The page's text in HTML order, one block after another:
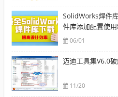
SolidWorks焊件
件库添加配置使
06/01
迈迪工具集V6.0
11/20